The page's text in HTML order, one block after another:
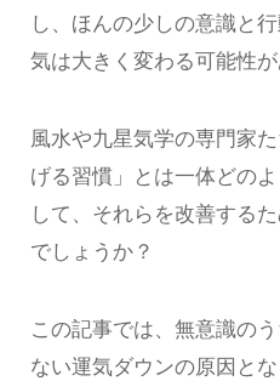
し、ほんの少しの意識と
気は大きく変わる可能性が
風水や九星気学の専門家
げる習慣」とは一体どの
して、それらを改善する
でしょうか？
この記事では、無意識の
ない運気ダウンの原因と